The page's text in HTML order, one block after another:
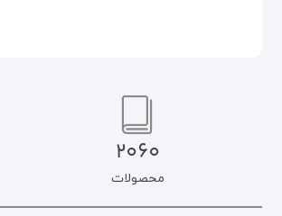
2060
محصولات